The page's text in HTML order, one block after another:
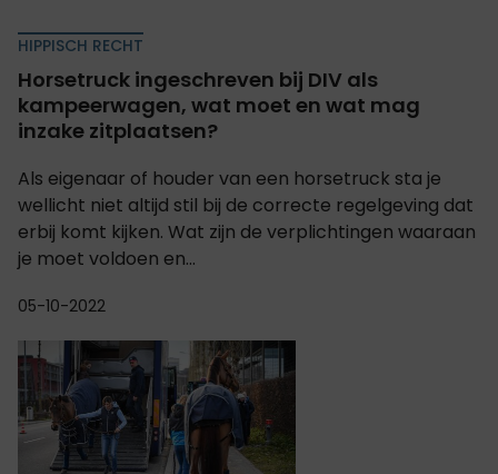
HIPPISCH RECHT
Horsetruck ingeschreven bij DIV als
kampeerwagen, wat moet en wat mag
inzake zitplaatsen?
Als eigenaar of houder van een horsetruck sta je
wellicht niet altijd stil bij de correcte regelgeving dat
erbij komt kijken. Wat zijn de verplichtingen waaraan
je moet voldoen en...
05-10-2022